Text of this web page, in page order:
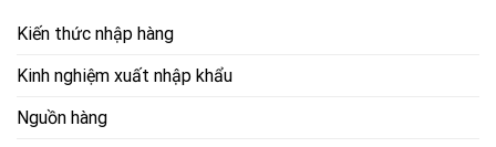
Kiến thức nhập hàng
Kinh nghiệm xuất nhập khẩu
Nguồn hàng